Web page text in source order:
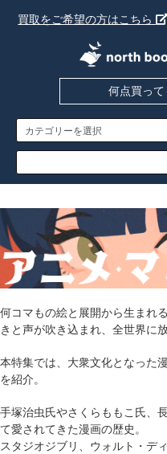
買取をご希望の方はこちら
何点買っ
何コマもの絵と展開から生まれ
きと声が吹き込まれ、全世界に
本特集では、大衆文化となった
を紹介。
手塚治虫氏やさくらももこ氏、
て愛されてきた漫画の歴史。
スタジオジブリ、ウォルト・デ